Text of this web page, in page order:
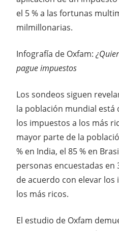
el 5 % a las fortunas
milmillonarias.
Infografía de Oxfam:
pague impuestos
Los sondeos siguen
la población mundial está
los impuestos a los más
mayor parte de la
% en India, el 85 % en
personas encuestadas en
de acuerdo con elevar los
los más ricos.
El estudio de Oxfam